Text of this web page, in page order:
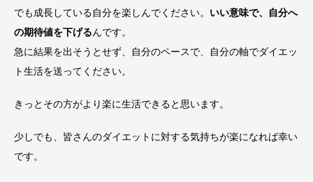
でも成長している自分を楽しんでください。 いい意味で、自分へ
の期待値を下げるんです。
急に結果を出そうとせず、自分のペースで、自分の軸でダイエッ
ト生活を送ってください。
きっとその方がより楽に生活できると思います。
少しでも、皆さんのダイエットに対する気持ちが楽になれば幸い
です。